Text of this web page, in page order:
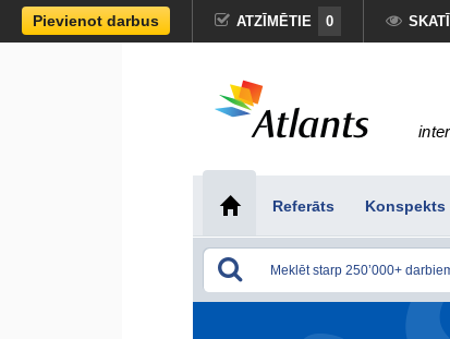
Pievienot darbus ATZĪMĒTIE 0
Referāts Konspekts